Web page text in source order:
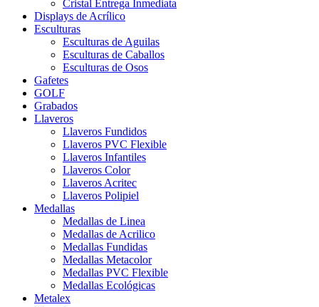
Cristal Entrega Inmediata
Displays de Acrílico
Esculturas
Esculturas de Aguilas
Esculturas de Caballos
Esculturas de Osos
Gafetes
GOLF
Grabados
Llaveros
Llaveros Fundidos
Llaveros PVC Flexible
Llaveros Infantiles
Llaveros Color
Llaveros Acritec
Llaveros Polipiel
Medallas
Medallas de Linea
Medallas de Acrilico
Medallas Fundidas
Medallas Metacolor
Medallas PVC Flexible
Medallas Ecológicas
Metalex